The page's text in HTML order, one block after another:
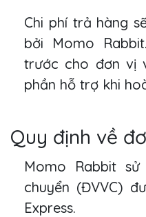
Chi phí trả hàng
bởi Momo
trước cho đơn vị
phần hỗ trợ khi
Quy định về
Momo Rabbit
chuyển (ĐVVC)
Express.